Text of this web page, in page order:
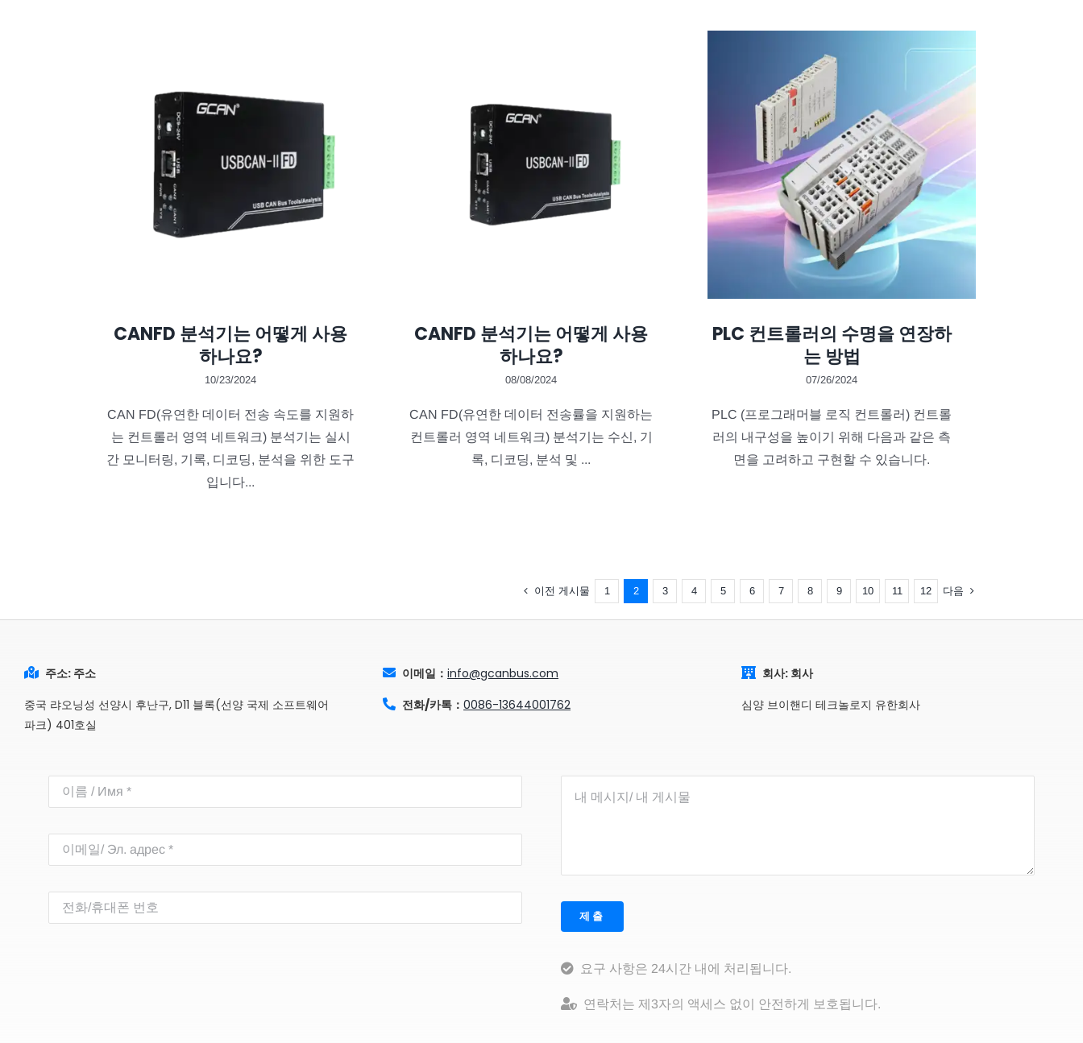
CANFD 분석기는 어떻게 사용
하나요?
10/23/2024
CAN FD(유연한 데이터 전송 속도를 지원하
는 컨트롤러 영역 네트워크) 분석기는 실시
간 모니터링, 기록, 디코딩, 분석을 위한 도구
입니다...
CANFD 분석기는 어떻게 사용
하나요?
08/08/2024
CAN FD(유연한 데이터 전송률을 지원하는
컨트롤러 영역 네트워크) 분석기는 수신, 기
록, 디코딩, 분석 및 ...
PLC 컨트롤러의 수명을 연장하
는 방법
07/26/2024
PLC (프로그래머블 로직 컨트롤러) 컨트롤
러의 내구성을 높이기 위해 다음과 같은 측
면을 고려하고 구현할 수 있습니다.
이전 게시물 1 2 3 4 5 6 7 8 9 10 11 12 다음
주소: 주소
중국 랴오닝성 선양시 후난구, D11 블록(선양 국제 소프트웨어
파크) 401호실
이메일：info@gcanbus.com
전화/카톡：0086-13644001762
회사: 회사
심양 브이핸디 테크놀로지 유한회사
제출
요구 사항은 24시간 내에 처리됩니다.
연락처는 제3자의 액세스 없이 안전하게 보호됩니다.